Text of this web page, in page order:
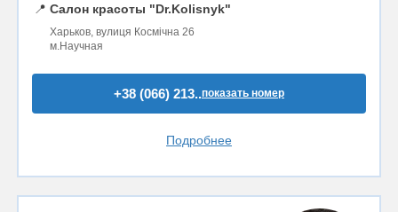
📍 Салон красоты "Dr.Kolisnyk"
Харьков, вулиця Космічна 26
м.Научная
+38 (066) 213..показать номер
Подробнее